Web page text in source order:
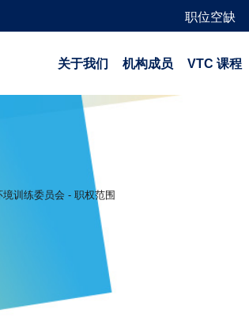
职位空缺
关于我们 机构成员 VTC 课程
训练委员会 - 职权范围